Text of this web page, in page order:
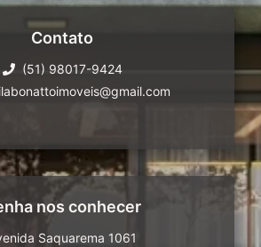
de 283 lotes privativos.
áreas de destinação a uso
se duas praças
praça do lago, diversas áreas
de convívio social, espaço
outros espaços a seguir
Contato
(51) 98017-9424
nos conhecer
Saquarema 1061